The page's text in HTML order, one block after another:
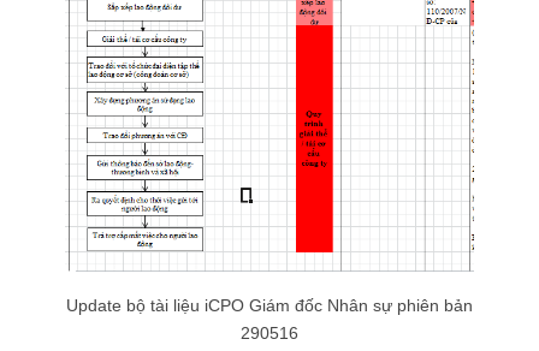
Update bộ tài liệu iCPO Giám đốc Nhân sự phiên bản
290516